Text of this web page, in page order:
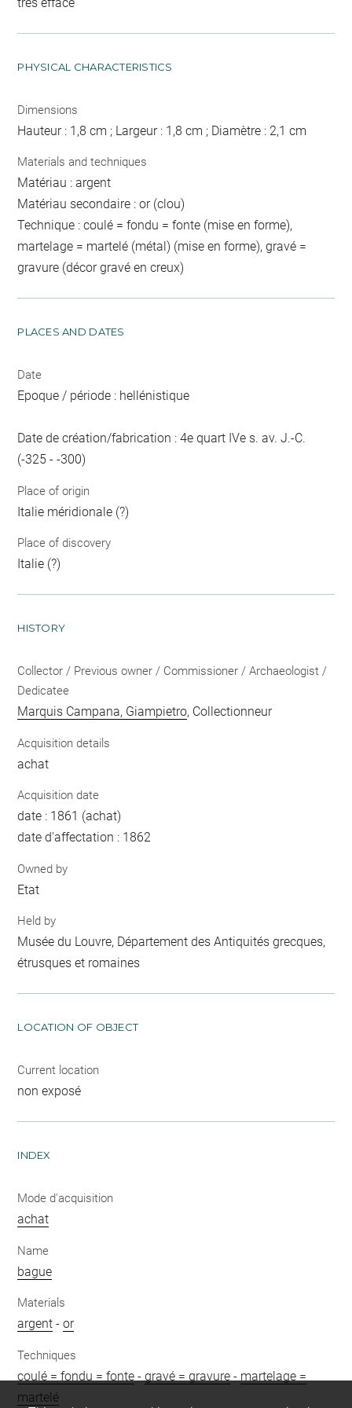
PHYSICAL CHARACTERISTICS
Dimensions
Hauteur : 1,8 cm ; Largeur : 1,8 cm ; Diamètre : 2,1 cm
Materials and techniques
Matériau : argent
Matériau secondaire : or (clou)
Technique : coulé = fondu = fonte (mise en forme),
martelage = martelé (métal) (mise en forme), gravé =
gravure (décor gravé en creux)
PLACES AND DATES
Date
Epoque / période : hellénistique
Date de création/fabrication : 4e quart IVe s. av. J.-C.
(-325 - -300)
Place of origin
Italie méridionale (?)
Place of discovery
Italie (?)
HISTORY
Collector / Previous owner / Commissioner / Archaeologist /
Dedicatee
Marquis Campana, Giampietro, Collectionneur
Acquisition details
achat
Acquisition date
date : 1861 (achat)
date d'affectation : 1862
Owned by
Etat
Held by
Musée du Louvre, Département des Antiquités grecques,
étrusques et romaines
LOCATION OF OBJECT
Current location
non exposé
INDEX
Mode d'acquisition
achat
Name
bague
Materials
argent -or
Techniques
coulé = fondu = fonte -gravé = gravure - martelage =
martelé